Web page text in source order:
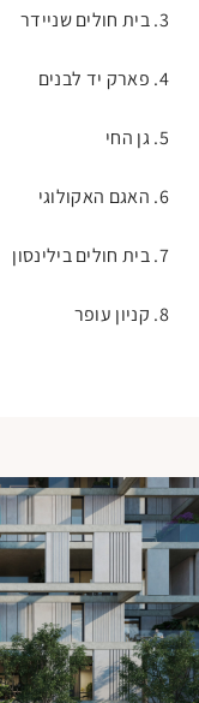
3. בית חולים שניידר
4. פארק יד לבנים
5. גן החי
6. האגם האקולוגי
7. בית חולים בילינסון
8. קניון עופר